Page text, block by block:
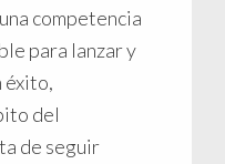
competencia
para lanzar y
éxito,
del
de seguir